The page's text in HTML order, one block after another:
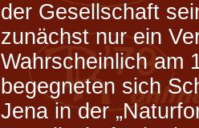
der Gesellschaft
zunächst nur ein
Wahrscheinlich am
begegneten sich
Jena in der